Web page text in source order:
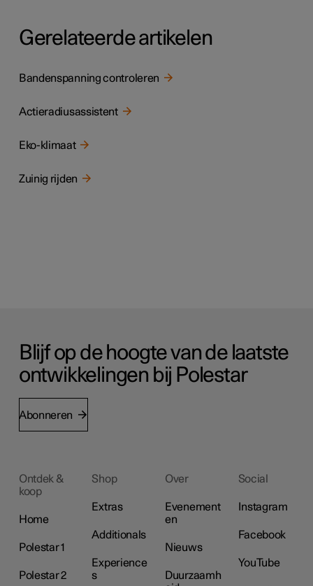
Gerelateerde artikelen
Bandenspanning controleren
Actieradiusassistent
Eko-klimaat
Zuinig rijden
Blijf op de hoogte van de laatste
ontwikkelingen bij Polestar
Abonneren
Ontdek &
koop
Home
Polestar 1
Polestar 2
Shop
Extras
Additionals
Experience
s
Over
Evenement
en
Nieuws
Duurzaamh
Social
Instagram
Facebook
YouTube